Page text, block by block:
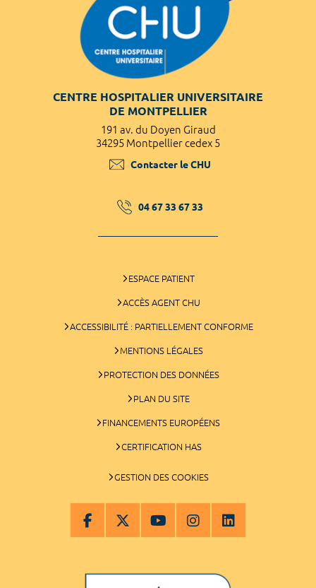
CENTRE HOSPITALIER UNIVERSITAIRE
DE MONTPELLIER
191 av. du Doyen Giraud
34295 Montpellier cedex 5
Contacter le CHU
04 67 33 67 33
ESPACE PATIENT
ACCÈS AGENT CHU
ACCESSIBILITÉ : PARTIELLEMENT CONFORME
MENTIONS LÉGALES
PROTECTION DES DONNÉES
PLAN DU SITE
FINANCEMENTS EUROPÉENS
CERTIFICATION HAS
GESTION DES COOKIES